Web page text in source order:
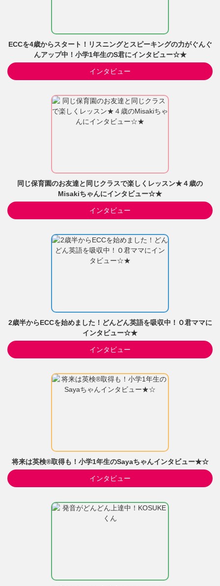
ECCを4歳からスタート！リスニングとスピーキングの力がぐんぐ
んアップ中！小学1年生のS君にインタビュー☆★
インタビュー
同じ保育園のお友達と同じクラスで楽しくレッスン★４歳の
Misakiちゃんにインタビュー☆★
インタビュー
2歳半からECCを始めました！どんどん英語を吸収中！Ｏ君ママに
インタビュー☆★
インタビュー
将来は英検®取得も！小学1年生のSayaちゃんインタビュー★☆
インタビュー